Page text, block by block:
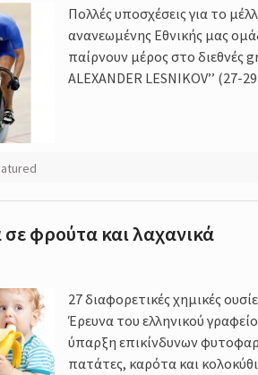
Πολλές υποσχέσεις για το
ανανεωμένης Εθνικής μας
παίρνουν μέρος στο διεθνές
ALEXANDER LESNIKOV’’ (27-
φρούτα και λαχανικά
27 διαφορετικές χημικές
Έρευνα του ελληνικού
ύπαρξη επικίνδυνων
πατάτες, καρότα και